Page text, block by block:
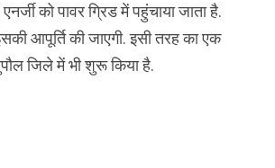
को पावर ग्रिड में पहुंचाया जाता है.
आपूर्ति की जाएगी. इसी तरह का एक
जिले में भी शुरू किया है.